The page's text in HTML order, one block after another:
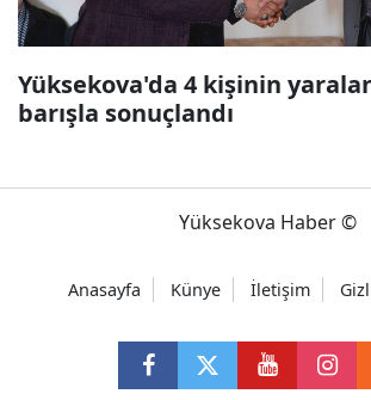
Yüksekova'da 4 kişinin
barışla sonuçlandı
Yüksekova Haber ©
Anasayfa Künye İletişim